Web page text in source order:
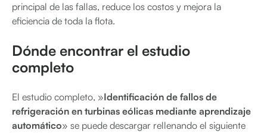
principal de las fallas, reduce los costos y mejora la
eficiencia de toda la flota.
Dónde encontrar el estudio
completo
El estudio completo, »Identificación de fallos de
refrigeración en turbinas eólicas mediante aprendizaje
automático» se puede descargar rellenando el siguiente